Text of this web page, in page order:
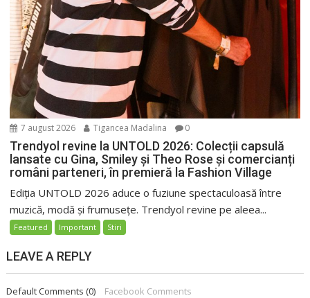
7 august 2026 Tigancea Madalina 0
Trendyol revine la UNTOLD 2026: Colecții capsulă
lansate cu Gina, Smiley și Theo Rose și comercianți
români parteneri, în premieră la Fashion Village
Ediția UNTOLD 2026 aduce o fuziune spectaculoasă între
muzică, modă și frumusețe. Trendyol revine pe aleea...
Featured Important Stiri
LEAVE A REPLY
Default Comments (0) Facebook Comments